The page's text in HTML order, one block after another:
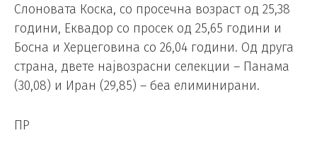
Слоновата Коска, со просечна возраст од 25,38
години, Еквадор со просек од 25,65 години и
Босна и Херцеговина со 26,04 години. Од друга
страна, двете највозрасни селекции – Панама
(30,08) и Иран (29,85) – беа елиминирани.
ПР